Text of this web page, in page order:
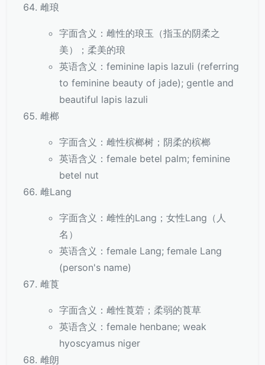
雌琅
字面含义：雌性的琅玉（指玉的阴柔之
美）；柔美的琅
英语含义：feminine lapis lazuli (referring
to feminine beauty of jade); gentle and
beautiful lapis lazuli
雌榔
字面含义：雌性槟榔树；阴柔的槟榔
英语含义：female betel palm; feminine
betel nut
雌Lang
字面含义：雌性的Lang；女性Lang（人
名）
英语含义：female Lang; female Lang
(person's name)
雌莨
字面含义：雌性莨菪；柔弱的莨草
英语含义：female henbane; weak
hyoscyamus niger
雌朗